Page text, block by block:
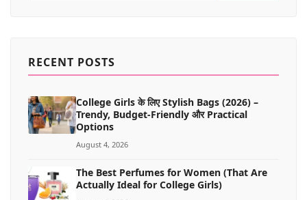
RECENT POSTS
College Girls के लिए Stylish Bags (2026) –
Trendy, Budget-Friendly और Practical
Options
August 4, 2026
The Best Perfumes for Women (That Are
Actually Ideal for College Girls)